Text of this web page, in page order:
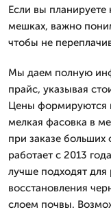
Если вы планируете
мешках, важно
чтобы не
Мы даем полную
прайс, указывая
Цены формируются
мелкая фасовка в
при заказе
работает с 2013
лучше подходят для
восстановления
слоем почвы.